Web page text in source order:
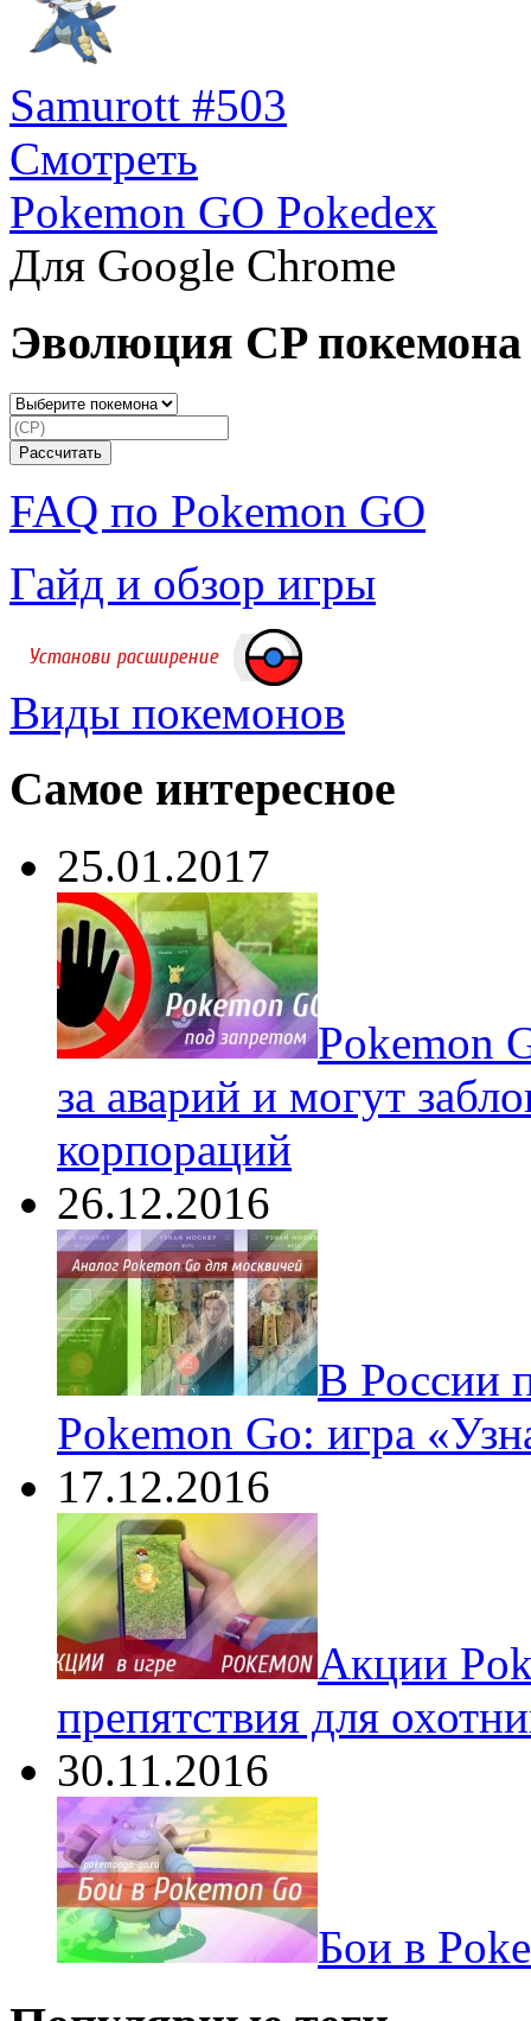
Samurott #503
Смотреть
Pokemon GO Pokedex
Для Google Chrome
Эволюция CP покемона
FAQ по Pokemon GO
Гайд и обзор игры
Виды покемонов
Самое интересное
25.01.2017
Pokеmon
за аварий и могут
корпораций
26.12.2016
В России
Pokemon Go: игра
17.12.2016
Акции
препятствия для
30.11.2016
Бои в